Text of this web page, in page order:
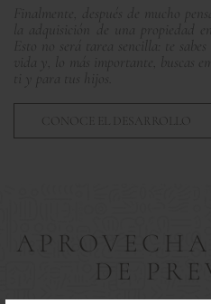
Finalmente, después de mucho
la adquisición de una propiedad
Esto no será tarea sencilla: te
vida y, lo más importante, buscas
ti y para tus hijos.
CONOCE EL DESARROLLO
DE